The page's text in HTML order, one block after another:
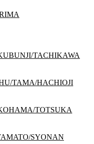
TACHIKAWA
TAMA/HACHIOJI
TOTSUKA
SYONAN